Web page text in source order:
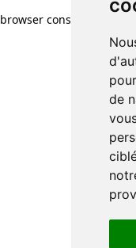
de
browser console for